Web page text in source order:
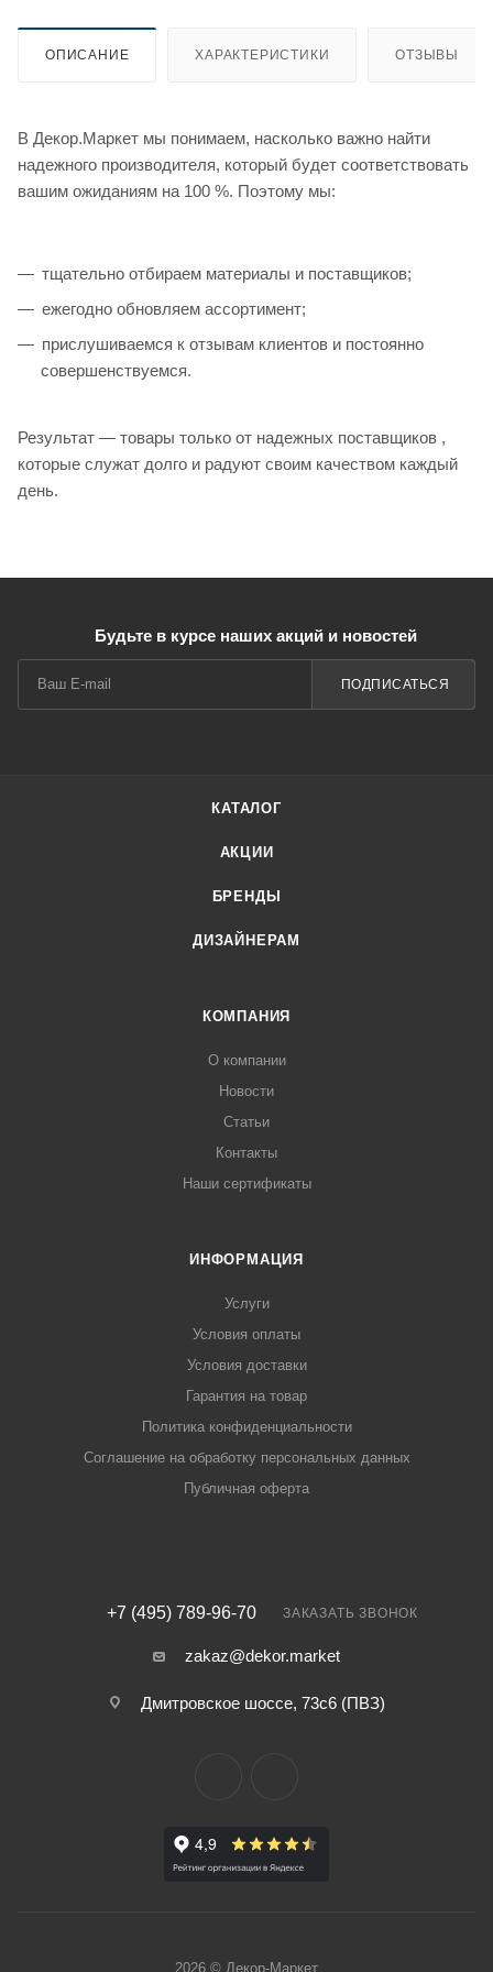
ОПИСАНИЕ ХАРАКТЕРИСТИКИ ОТЗЫВЫ
В Декор.Маркет мы понимаем, насколько важно найти
надежного производителя, который будет соответствовать
вашим ожиданиям на 100 %. Поэтому мы:
тщательно отбираем материалы и поставщиков;
ежегодно обновляем ассортимент;
прислушиваемся к отзывам клиентов и постоянно
совершенствуемся.
Результат — товары только от надежных поставщиков ,
которые служат долго и радуют своим качеством каждый
день.
Будьте в курсе наших акций и новостей
ПОДПИСАТЬСЯ
КАТАЛОГ
АКЦИИ
БРЕНДЫ
ДИЗАЙНЕРАМ
КОМПАНИЯ
О компании
Новости
Статьи
Контакты
Наши сертификаты
ИНФОРМАЦИЯ
Услуги
Условия оплаты
Условия доставки
Гарантия на товар
Политика конфиденциальности
Соглашение на обработку персональных данных
Публичная оферта
+7 (495) 789-96-70 ЗАКАЗАТЬ ЗВОНОК
zakaz@dekor.market
Дмитровское шоссе, 73с6 (ПВЗ)
2026 © Декор-Маркет